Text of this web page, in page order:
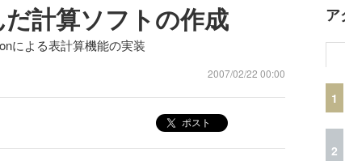
計算ソフトの作成
による表計算機能の実装
2007/02/22 00:00
ポスト
ア
1
2